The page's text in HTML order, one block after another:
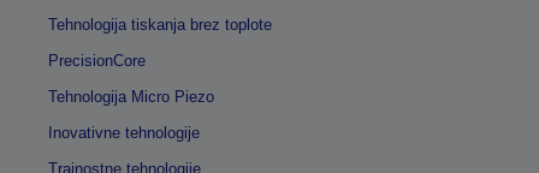
Tehnologija tiskanja brez toplote
PrecisionCore
Tehnologija Micro Piezo
Inovativne tehnologije
Trajnostne tehnologije